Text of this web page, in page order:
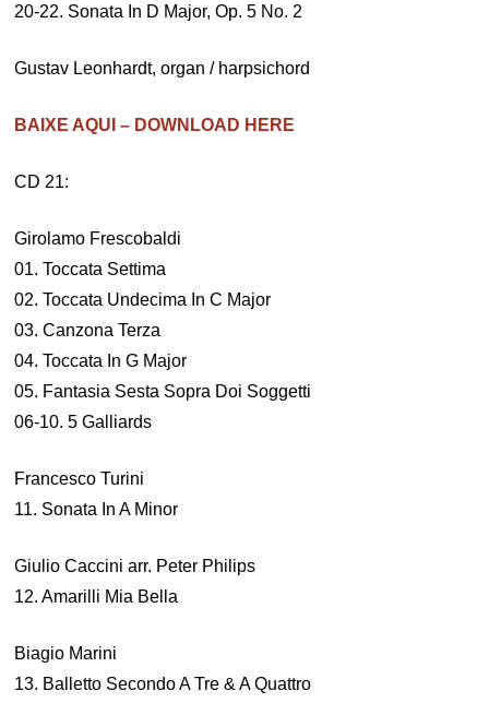
20-22. Sonata In D Major, Op. 5 No. 2
Gustav Leonhardt, organ / harpsichord
BAIXE AQUI – DOWNLOAD HERE
CD 21:
Girolamo Frescobaldi
01. Toccata Settima
02. Toccata Undecima In C Major
03. Canzona Terza
04. Toccata In G Major
05. Fantasia Sesta Sopra Doi Soggetti
06-10. 5 Galliards
Francesco Turini
11. Sonata In A Minor
Giulio Caccini arr. Peter Philips
12. Amarilli Mia Bella
Biagio Marini
13. Balletto Secondo A Tre & A Quattro